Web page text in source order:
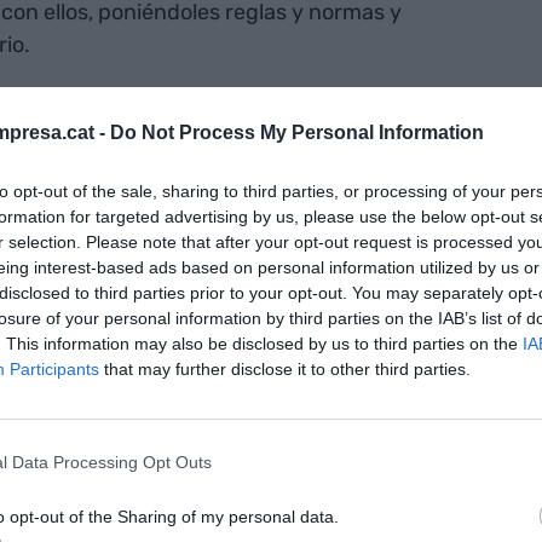
- Do Not Process My Personal Information
opt-out of the sale, sharing to third parties, or processing of your
for targeted advertising by us, please use the below opt-out
selection. Please note that after your opt-out request is processed
interest-based ads based on personal information utilized by us
to third parties prior to your opt-out. You may separately
of your personal information by third parties on the IAB’s list of
This information may also be disclosed by us to third parties on the
Participants that may further disclose it to other third parties.
Data Processing Opt Outs
opt-out of the Sharing of my personal data.
ellos, poniéndoles reglas y normas y
a desobedecer
—la guerra, el genocidio y la esclavitud—
sino de la obediencia” - Howard Zinn (1922-
as a Service(SaaS) alService as a Software